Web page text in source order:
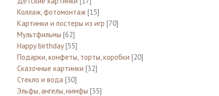
Коллаж, фотомонтаж [15]
Картинки и постеры из игр [70]
Мультфильмы [62]
Happy birthday [55]
Подарки, конфеты, торты, коробки [20]
Сказочные картинки [32]
Стекло и вода [30]
Эльфы, ангелы, нимфы [35]